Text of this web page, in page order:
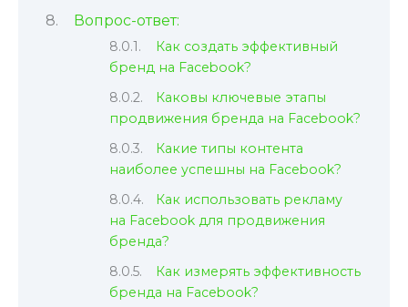
Вопрос-ответ:
Как создать эффективный
бренд на Facebook?
Каковы ключевые этапы
продвижения бренда на Facebook?
Какие типы контента
наиболее успешны на Facebook?
Как использовать рекламу
на Facebook для продвижения
бренда?
Как измерять эффективность
бренда на Facebook?